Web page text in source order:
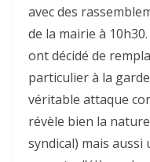
avec des
de la mairie à
ont décidé de
particulier à la
véritable attaque
révèle bien la
syndical) mais